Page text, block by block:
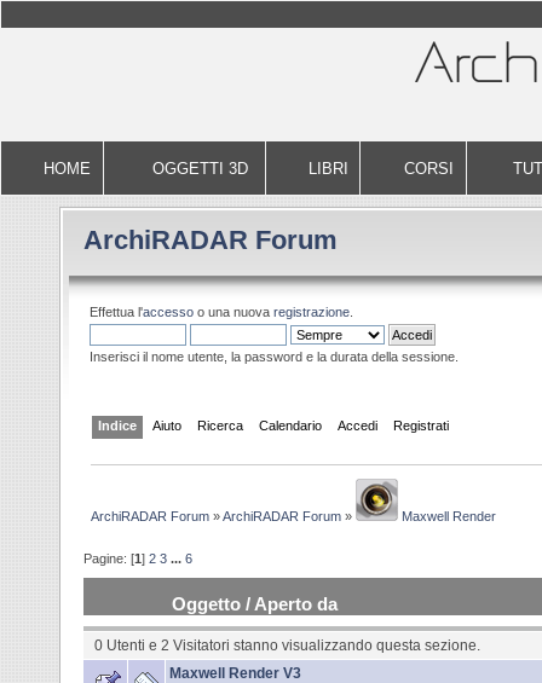
HOME OGGETTI 3D LIBRI CORSI
ArchiRADAR Forum
Effettua l'accesso o una nuova registrazione.
Inserisci il nome utente, la password e la durata della sessione.
Indice Aiuto Ricerca Calendario Accedi Registrati
ArchiRADAR Forum »ArchiRADAR Forum » Maxwell Render
Pagine: [1] 2 3 ... 6
Oggetto / Aperto da
0 Utenti e 2 Visitatori stanno visualizzando questa sezione.
Maxwell Render V3